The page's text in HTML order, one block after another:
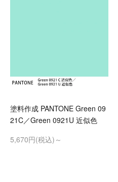
塗料作成 PANTONE Green 09
21C／Green 0921U 近似色
5,670円(税込)～